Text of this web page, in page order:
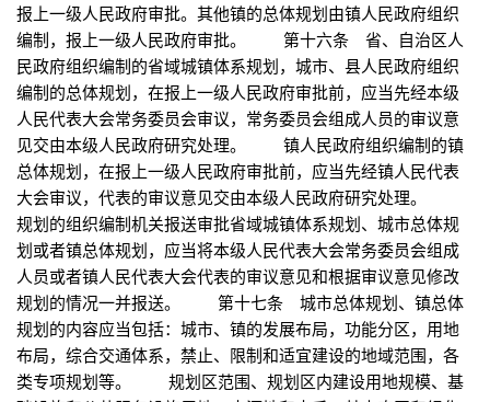
报上一级人民政府审批。其他镇的总体规划由镇人民政府组织
编制，报上一级人民政府审批。 第十六条 省、自治区人
民政府组织编制的省域城镇体系规划，城市、县人民政府组织
编制的总体规划，在报上一级人民政府审批前，应当先经本级
人民代表大会常务委员会审议，常务委员会组成人员的审议意
见交由本级人民政府研究处理。 镇人民政府组织编制的镇
总体规划，在报上一级人民政府审批前，应当先经镇人民代表
大会审议，代表的审议意见交由本级人民政府研究处理。
规划的组织编制机关报送审批省域城镇体系规划、城市总体规
划或者镇总体规划，应当将本级人民代表大会常务委员会组成
人员或者镇人民代表大会代表的审议意见和根据审议意见修改
规划的情况一并报送。 第十七条 城市总体规划、镇总体
规划的内容应当包括：城市、镇的发展布局，功能分区，用地
布局，综合交通体系，禁止、限制和适宜建设的地域范围，各
类专项规划等。 规划区范围、规划区内建设用地规模、基